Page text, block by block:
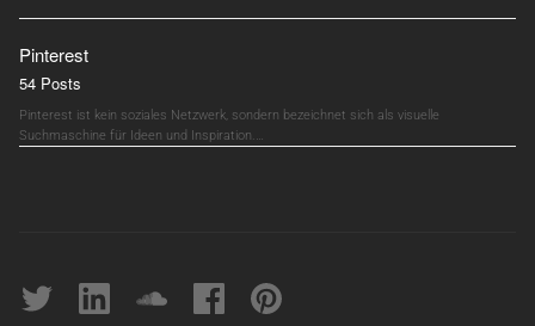
Pinterest
54 Posts
Pinterest ist kein soziales Netzwerk, sondern bezeichnet sich als visuelle
Suchmaschine für Ideen und Inspiration.…
Twitter linkedin soundcloudFacebookpinterest